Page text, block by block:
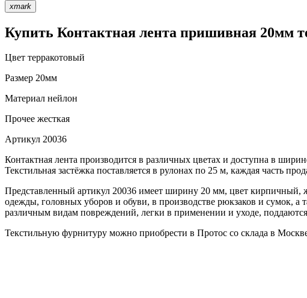
xmark
Купить Контактная лента пришивная 20мм
Цвет терракотовый
Размер 20мм
Материал нейлон
Прочее жесткая
Артикул 20036
Контактная лента производится в различных цветах и доступна в
Текстильная застёжка поставляется в рулонах по 25 м, каждая часть
Представленный артикул 20036 имеет ширину 20 мм, цвет кирпичный,
одежды, головных уборов и обуви, в производстве рюкзаков и сумок,
различным видам повреждений, легки в применении и уходе,
Текстильную фурнитуру можно приобрести в Протос со склада в